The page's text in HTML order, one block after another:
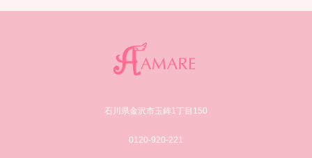
石川県金沢市玉鉾1丁目150
0120-920-221